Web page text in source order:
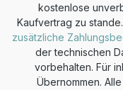
kostenlose
Kaufvertrag zu stande.
zusätzliche
der technischen
vorbehalten. Für
Übernommen.